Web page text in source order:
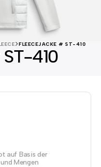
FLEECEJACKE # ST-410
410
auf Basis der
Mengen